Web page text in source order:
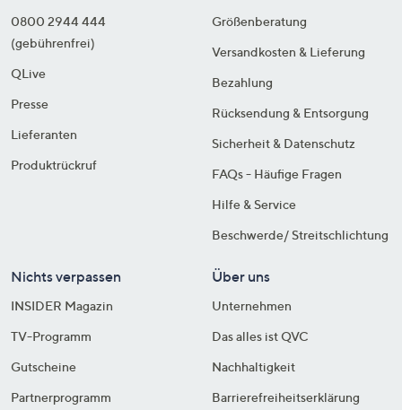
0800 2944 444
(gebührenfrei)
QLive
Presse
Lieferanten
Produktrückruf
Größenberatung
Versandkosten & Lieferung
Bezahlung
Rücksendung & Entsorgung
Sicherheit & Datenschutz
FAQs - Häufige Fragen
Hilfe & Service
Beschwerde/ Streitschlichtung
Nichts verpassen
INSIDER Magazin
TV-Programm
Gutscheine
Partnerprogramm
Über uns
Unternehmen
Das alles ist QVC
Nachhaltigkeit
Barrierefreiheitserklärung